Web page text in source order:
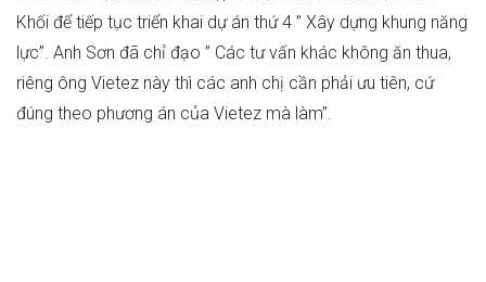
Khối để tiếp tục triển khai dự án thứ 4 ” Xây dựng khung năng
lực”. Anh Sơn đã chỉ đạo ” Các tư vấn khác không ăn thua,
riêng ông Vietez này thì các anh chị cần phải ưu tiên, cứ
đúng theo phương án của Vietez mà làm”.